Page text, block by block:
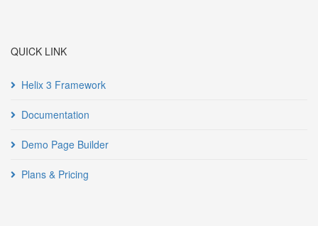
QUICK LINK
Helix 3 Framework
Documentation
Demo Page Builder
Plans & Pricing